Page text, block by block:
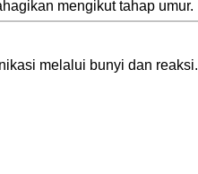
mengikut tahap umur.
melalui bunyi dan reaksi.